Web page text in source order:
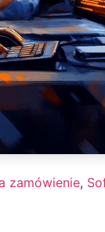
zamówienie,